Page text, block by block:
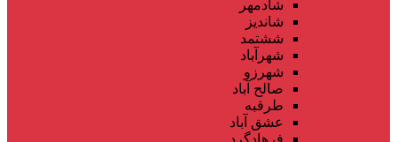
شادمهر
شاندیز
ششتمد
شهرآباد
شهرزو
صالح آباد
طرقبه
عشق آباد
فرهادگرد